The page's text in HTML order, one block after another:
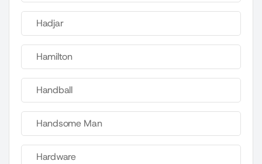
Hadjar
Hamilton
Handball
Handsome Man
Hardware